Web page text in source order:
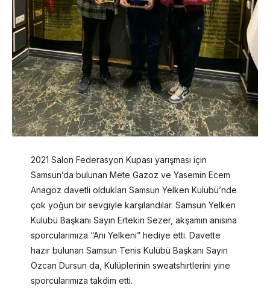
2021 Salon Federasyon Kupası yarışması için
Samsun’da bulunan Mete Gazoz ve Yasemin Ecem
Anagöz davetli oldukları Samsun Yelken Kulübü’nde
çok yoğun bir sevgiyle karşılandılar. Samsun Yelken
Kulübü Başkanı Sayın Ertekin Sezer, akşamın anısına
sporcularımıza “Anı Yelkeni” hediye etti. Davette
hazır bulunan Samsun Tenis Kulübü Başkanı Sayın
Özcan Dursun da, Kulüplerinin sweatshirtlerini yine
sporcularımıza takdim etti.